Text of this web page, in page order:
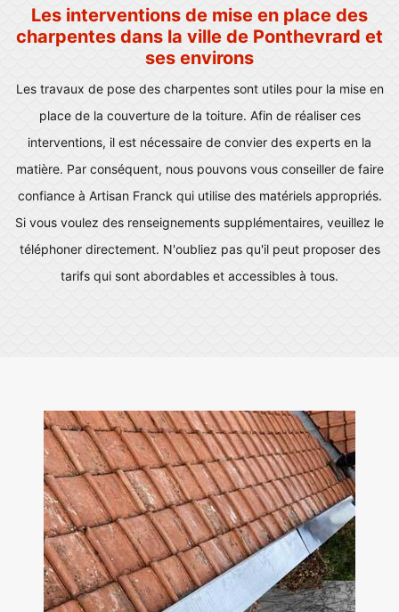
Les interventions de mise en place des
charpentes dans la ville de Ponthevrard et
ses environs
Les travaux de pose des charpentes sont utiles pour la mise en
place de la couverture de la toiture. Afin de réaliser ces
interventions, il est nécessaire de convier des experts en la
matière. Par conséquent, nous pouvons vous conseiller de faire
confiance à Artisan Franck qui utilise des matériels appropriés.
Si vous voulez des renseignements supplémentaires, veuillez le
téléphoner directement. N'oubliez pas qu'il peut proposer des
tarifs qui sont abordables et accessibles à tous.